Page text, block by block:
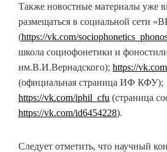
Также новостные материалы уже
размещаться в социальной сети
(https://vk.com/
школа социофонетики и
им.В.И.Вернадского); https://
(официальная страница ИФ КФУ);
https://vk.com/iphil_cfu (страница
https://vk.com/id6454228).
Следует отметить, что научный